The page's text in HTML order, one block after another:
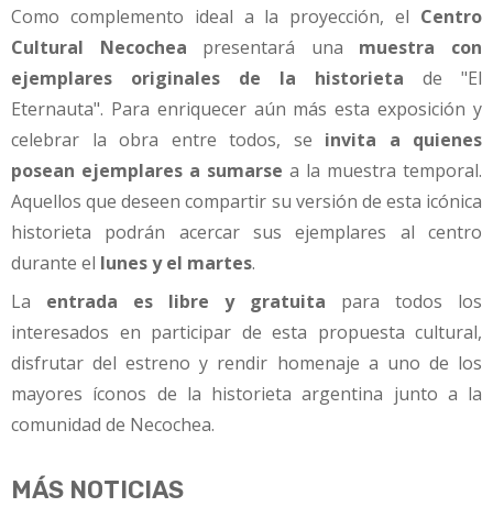
Como complemento ideal a la proyección, el Centro
Cultural Necochea presentará una muestra con
ejemplares originales de la historieta de "El
Eternauta". Para enriquecer aún más esta exposición y
celebrar la obra entre todos, se invita a quienes
posean ejemplares a sumarse a la muestra temporal.
Aquellos que deseen compartir su versión de esta icónica
historieta podrán acercar sus ejemplares al centro
durante el lunes y el martes.
La entrada es libre y gratuita para todos los
interesados en participar de esta propuesta cultural,
disfrutar del estreno y rendir homenaje a uno de los
mayores íconos de la historieta argentina junto a la
comunidad de Necochea.
MÁS NOTICIAS